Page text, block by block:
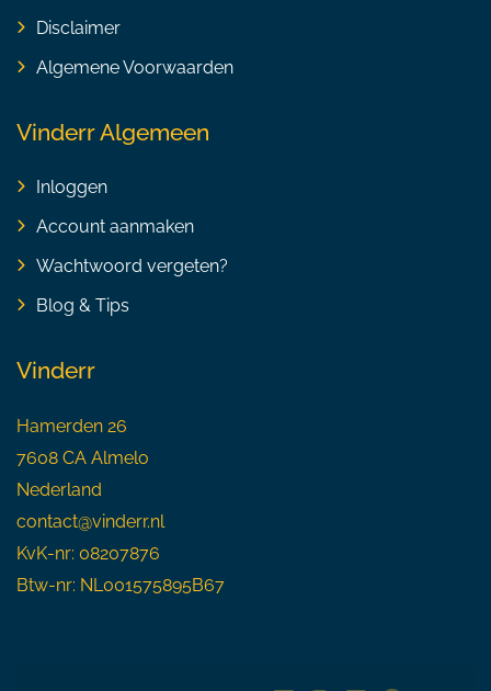
Disclaimer
Algemene Voorwaarden
Vinderr Algemeen
Inloggen
Account aanmaken
Wachtwoord vergeten?
Blog & Tips
Vinderr
Hamerden 26
7608 CA Almelo
Nederland
contact@vinderr.nl
KvK-nr: 08207876
Btw-nr: NL001575895B67